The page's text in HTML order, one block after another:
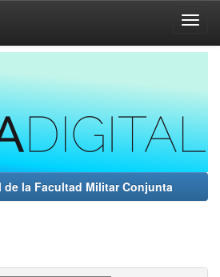
la Facultad Militar Conjunta